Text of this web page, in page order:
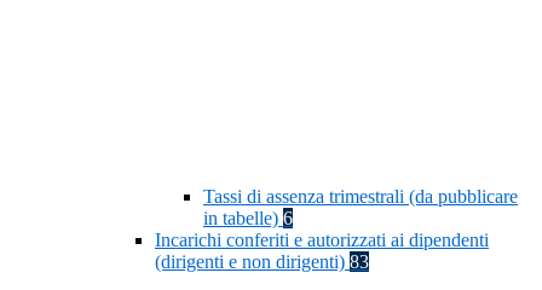
Tassi di assenza trimestrali (da pubblicare
in tabelle) 6
Incarichi conferiti e autorizzati ai dipendenti
(dirigenti e non dirigenti) 83